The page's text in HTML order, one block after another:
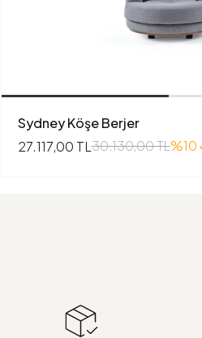
Sydney Köşe Berjer
27.117,00 TL30.130,00 TL%10